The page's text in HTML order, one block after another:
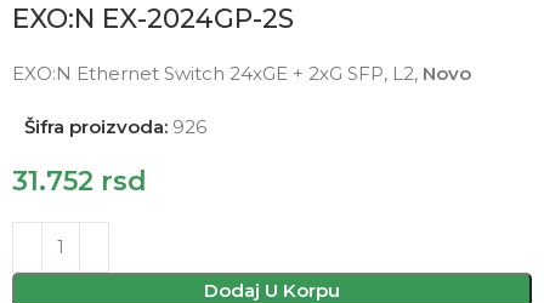
EXO:N EX-2024GP-2S
EXO:N Ethernet Switch 24xGE + 2xG SFP, L2, Novo
Šifra proizvoda: 926
31.752 rsd
Dodaj U Korpu